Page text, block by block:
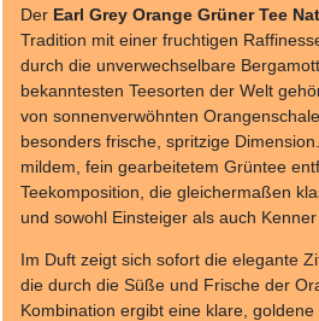
Der Earl Grey Orange Grüner Tee
Tradition mit einer fruchtigen
durch die unverwechselbare
bekanntesten Teesorten der Welt
von sonnenverwöhnten
besonders frische, spritzige
mildem, fein gearbeitetem Grüntee
Teekomposition, die gleichermaßen
und sowohl Einsteiger als auch Kenner
Im Duft zeigt sich sofort die elegante
die durch die Süße und Frische der
Kombination ergibt eine klare, goldene